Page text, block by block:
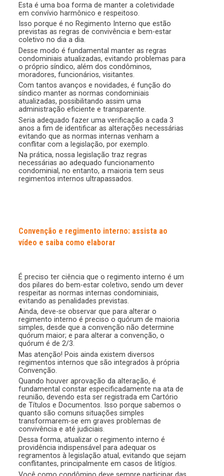
Esta é uma boa forma de manter a coletividade
em convívio harmônico e respeitoso.
Isso porque é no Regimento Interno que estão
previstas as regras de convivência e bem-estar
coletivo no dia a dia.
Desse modo é fundamental manter as regras
condominiais atualizadas, evitando problemas para
o próprio síndico, além dos condôminos,
moradores, funcionários, visitantes.
Com tantos avanços e novidades, é função do
síndico manter as normas condominiais
atualizadas, possibilitando assim uma
administração eficiente e transparente.
Seria adequado fazer uma verificação a cada 3
anos a fim de identificar as alterações necessárias
evitando que as normas internas venham a
conflitar com a legislação, por exemplo.
Na prática, nossa legislação traz regras
necessárias ao adequado funcionamento
condominial, no entanto, a maioria tem seus
regimentos internos ultrapassados.
Convenção e regimento interno: assista ao
vídeo e saiba como elaborar
É preciso ter ciência que o regimento interno é um
dos pilares do bem-estar coletivo, sendo um dever
respeitar as normas internas condominiais,
evitando as penalidades previstas.
Ainda, deve-se observar que para alterar o
regimento interno é preciso o quórum de maioria
simples, desde que a convenção não determine
quórum maior; e para alterar a convenção, o
quórum é de 2/3.
Mas atenção! Pois ainda existem diversos
regimentos internos que são integrados à própria
Convenção.
Quando houver aprovação da alteração, é
fundamental constar especificadamente na ata de
reunião, devendo esta ser registrada em Cartório
de Títulos e Documentos. Isso porque sabemos o
quanto são comuns situações simples
transformarem-se em graves problemas de
convivência e até judiciais.
Dessa forma, atualizar o regimento interno é
providência indispensável para adequar os
regramentos à legislação atual, evitando que sejam
conflitantes, principalmente em casos de litígios.
Você como condômino deve sempre participar das